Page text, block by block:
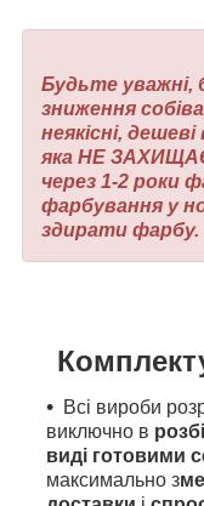
Будьте уважні,
зниження
неякісні,
яка НЕ
через 1-2 роки
фарбування у
здирати фарбу.
Всі вироби
виключно в
виді готовими
максимально з